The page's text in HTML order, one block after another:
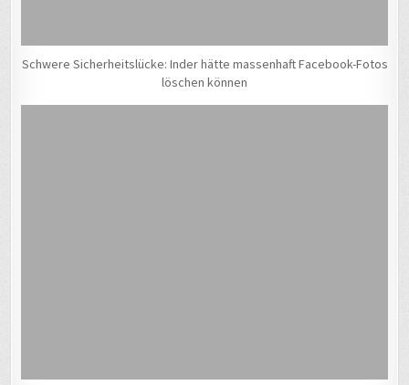
Schwere Sicherheitslücke: Inder hätte massenhaft Facebook-Fotos
löschen können